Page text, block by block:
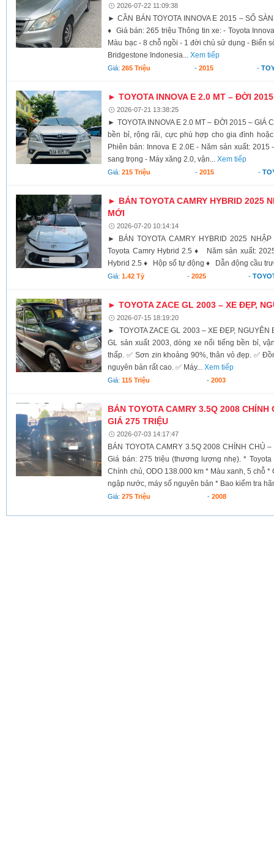
2026-07-22 11:09:38
► CẦN BÁN TOYOTA INNOVA E 2015 – SỐ
♦ Giá bán: 265 triệu Thông tin xe: - Toyota
Màu bạc - 8 chỗ ngồi - 1 đời chủ sử dụng - Biển
Bridgestone Indonesia...Xem tiếp
Giá:265 Triệu - 2015 -
► TOYOTA INNOVA E 2.0 MT – ĐỜI
2026-07-21 13:38:25
► TOYOTA INNOVA E 2.0 MT – ĐỜI 2015 – GIÁ
bền bỉ, rộng rãi, cực phù hợp cho gia đình
Phiên bản: Innova E 2.0E - Năm sản xuất: 2015
sang trọng - Máy xăng 2.0, vận...Xem tiếp
Giá:215 Triệu - 2015 -
► BÁN TOYOTA CAMRY HYBRID 2025
MỚI
2026-07-20 10:14:14
► BÁN TOYOTA CAMRY HYBRID 2025
Toyota Camry Hybrid 2.5 ♦ Năm sản xuất:
Hybrid 2.5 ♦ Hộp số tự động ♦ Dẫn động cầu
Giá:1.42 Tỷ - 2025 -
► TOYOTA ZACE GL 2003 – XE ĐẸP,
2026-07-15 18:19:20
► TOYOTA ZACE GL 2003 – XE ĐẸP, NGUYÊN
GL sản xuất 2003, dòng xe nổi tiếng bền bỉ,
thấp. ✅ Sơn zin khoảng 90%, thân vỏ đẹp. ✅
nguyên bản rất cao. ✅ Máy...Xem tiếp
Giá:115 Triệu - 2003
BÁN TOYOTA CAMRY 3.5Q 2008
GIÁ 275 TRIỆU
2026-07-03 14:17:47
BÁN TOYOTA CAMRY 3.5Q 2008 CHÍNH CHỦ
Giá bán: 275 triệu (thương lượng nhẹ). *
Chính chủ, ODO 138.000 km * Màu xanh, 5 chỗ
ngập nước, máy số nguyên bản * Bao kiểm tra
Giá:275 Triệu - 2008